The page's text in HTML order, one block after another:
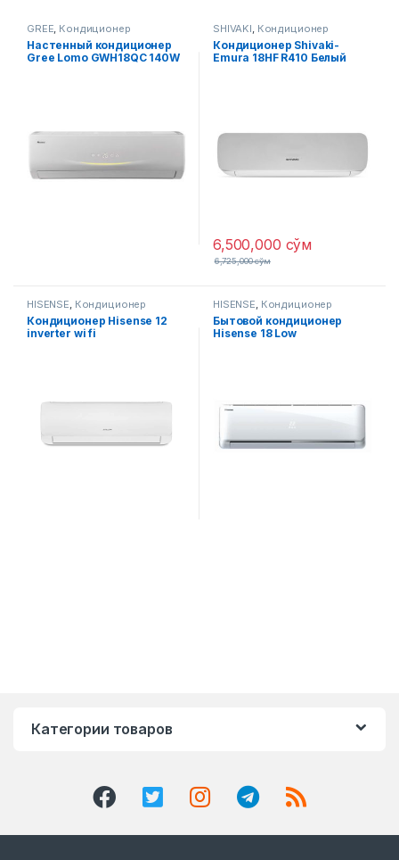
GREE, Кондиционер
Настенный кондиционер
Gree Lomo GWH18QC 140W
SHIVAKI, Кондиционер
Кондиционер Shivaki-
Emura 18HF R410 Белый
6,500,000 сўм
6,725,000сўм
HISENSE, Кондиционер
Кондиционер Hisense 12
inverter wi fi
HISENSE, Кондиционер
Бытовой кондиционер
Hisense 18 Low
Категории товаров